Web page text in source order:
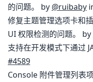
的问题。 by @ruibaby
修复主题管理选项卡和
UI 权限检测的问题。 by
支持在开发模式下通过
#4589
Console 附件管理列表